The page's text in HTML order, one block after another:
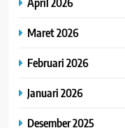
Maret 2026
Februari 2026
Januari 2026
Desember 2025